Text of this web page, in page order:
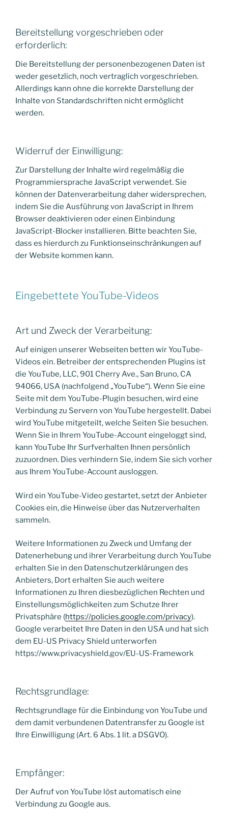
Bereitstellung vorgeschrieben oder
erforderlich:
Die Bereitstellung der personenbezogenen Daten ist
weder gesetzlich, noch vertraglich vorgeschrieben.
Allerdings kann ohne die korrekte Darstellung der
Inhalte von Standardschriften nicht ermöglicht
werden.
Widerruf der Einwilligung:
Zur Darstellung der Inhalte wird regelmäßig die
Programmiersprache JavaScript verwendet. Sie
können der Datenverarbeitung daher widersprechen,
indem Sie die Ausführung von JavaScript in Ihrem
Browser deaktivieren oder einen Einbindung
JavaScript-Blocker installieren. Bitte beachten Sie,
dass es hierdurch zu Funktionseinschränkungen auf
der Website kommen kann.
Eingebettete YouTube-Videos
Art und Zweck der Verarbeitung:
Auf einigen unserer Webseiten betten wir YouTube-
Videos ein. Betreiber der entsprechenden Plugins ist
die YouTube, LLC, 901 Cherry Ave., San Bruno, CA
94066, USA (nachfolgend „YouTube“). Wenn Sie eine
Seite mit dem YouTube-Plugin besuchen, wird eine
Verbindung zu Servern von YouTube hergestellt. Dabei
wird YouTube mitgeteilt, welche Seiten Sie besuchen.
Wenn Sie in Ihrem YouTube-Account eingeloggt sind,
kann YouTube Ihr Surfverhalten Ihnen persönlich
zuzuordnen. Dies verhindern Sie, indem Sie sich vorher
aus Ihrem YouTube-Account ausloggen.
Wird ein YouTube-Video gestartet, setzt der Anbieter
Cookies ein, die Hinweise über das Nutzerverhalten
sammeln.
Weitere Informationen zu Zweck und Umfang der
Datenerhebung und ihrer Verarbeitung durch YouTube
erhalten Sie in den Datenschutzerklärungen des
Anbieters, Dort erhalten Sie auch weitere
Informationen zu Ihren diesbezüglichen Rechten und
Einstellungsmöglichkeiten zum Schutze Ihrer
Privatsphäre (https://policies.google.com/privacy).
Google verarbeitet Ihre Daten in den USA und hat sich
dem EU-US Privacy Shield unterworfen
https://www.privacyshield.gov/EU-US-Framework
Rechtsgrundlage:
Rechtsgrundlage für die Einbindung von YouTube und
dem damit verbundenen Datentransfer zu Google ist
Ihre Einwilligung (Art. 6 Abs. 1 lit. a DSGVO).
Empfänger:
Der Aufruf von YouTube löst automatisch eine
Verbindung zu Google aus.